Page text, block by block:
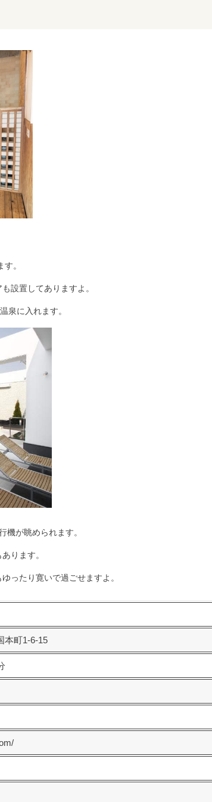
。
設置してありますよ。
泉に入れます。
機が眺められます。
ります。
ったり寛いで過ごせますよ。
本町1-6-15